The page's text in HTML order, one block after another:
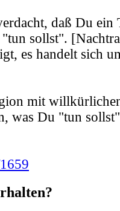
daß Du ein
sollst".
es handelt sich
mit
was Du "tun